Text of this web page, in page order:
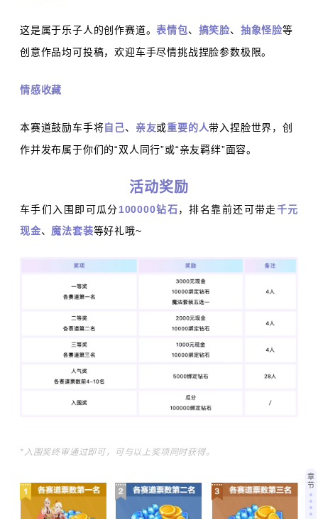
这是属于乐子人的创作赛道。表情包、 搞笑脸、 抽象怪脸等
创意作品均可投稿，欢迎车手尽情挑战捏脸参数极限。
情感收藏
本赛道鼓励车手将自己、 亲友或重要的人带入捏脸世界，创
作并发布属于你们的“双人同行”或“亲友羁绊”面容。
活动奖励
车手们入围即可瓜分100000钻石，排名靠前还可带走千元
现金、 魔法套装等好礼哦~
*入围奖终审通过即可，可与以上奖项同时获得。
章
节